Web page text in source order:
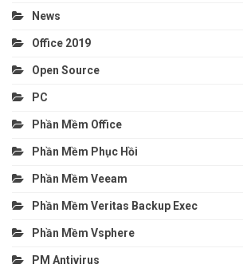
News
Office 2019
Open Source
PC
Phần Mềm Office
Phần Mềm Phục Hồi
Phần Mềm Veeam
Phần Mềm Veritas Backup Exec
Phần Mềm Vsphere
PM Antivirus